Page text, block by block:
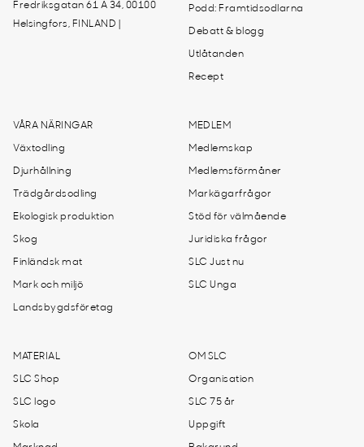
Fredriksgatan 61 A 34, 00100
Helsingfors, FINLAND |
Podd: Framtidsodlarna
Debatt & blogg
Utlåtanden
Recept
VÅRA NÄRINGAR
Växtodling
Djurhållning
Trädgårdsodling
Ekologisk produktion
Skog
Finländsk mat
Mark och miljö
Landsbygdsföretag
MEDLEM
Medlemskap
Medlemsförmåner
Markägarfrågor
Stöd för välmående
Juridiska frågor
SLC Just nu
SLC Unga
MATERIAL
SLC Shop
SLC logo
Skola
OM SLC
Organisation
SLC 75 år
Uppgift